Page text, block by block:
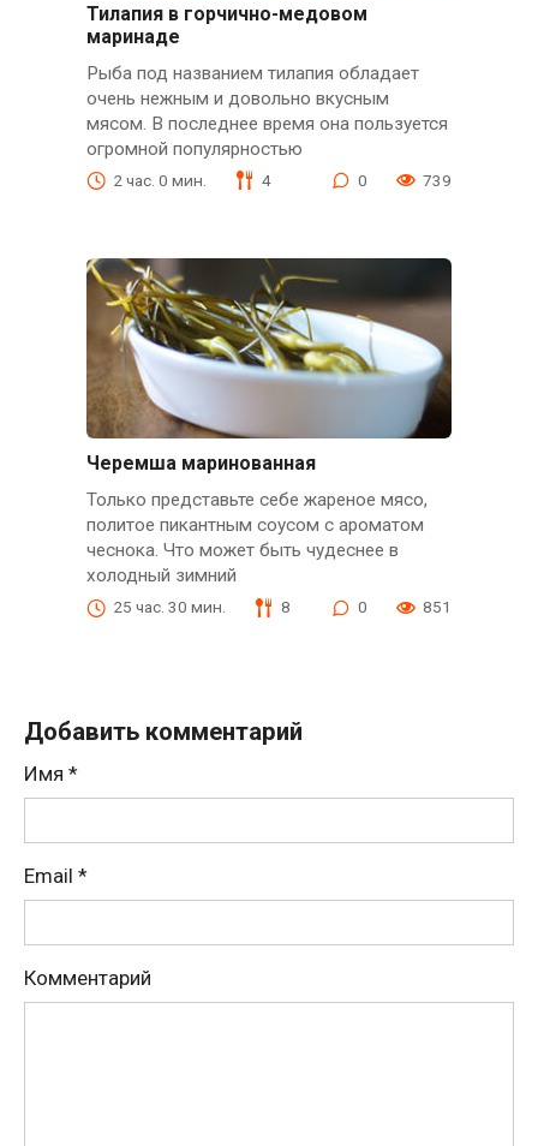
Тилапия в горчично-медовом
маринаде
Рыба под названием тилапия обладает
очень нежным и довольно вкусным
мясом. В последнее время она пользуется
огромной популярностью
2 час. 0 мин. 4 0 739
Черемша маринованная
Только представьте себе жареное мясо,
политое пикантным соусом с ароматом
чеснока. Что может быть чудеснее в
холодный зимний
25 час. 30 мин. 8 0 851
Добавить комментарий
Имя *
Email *
Комментарий